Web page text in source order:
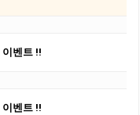
벤트 !!
벤트 !!